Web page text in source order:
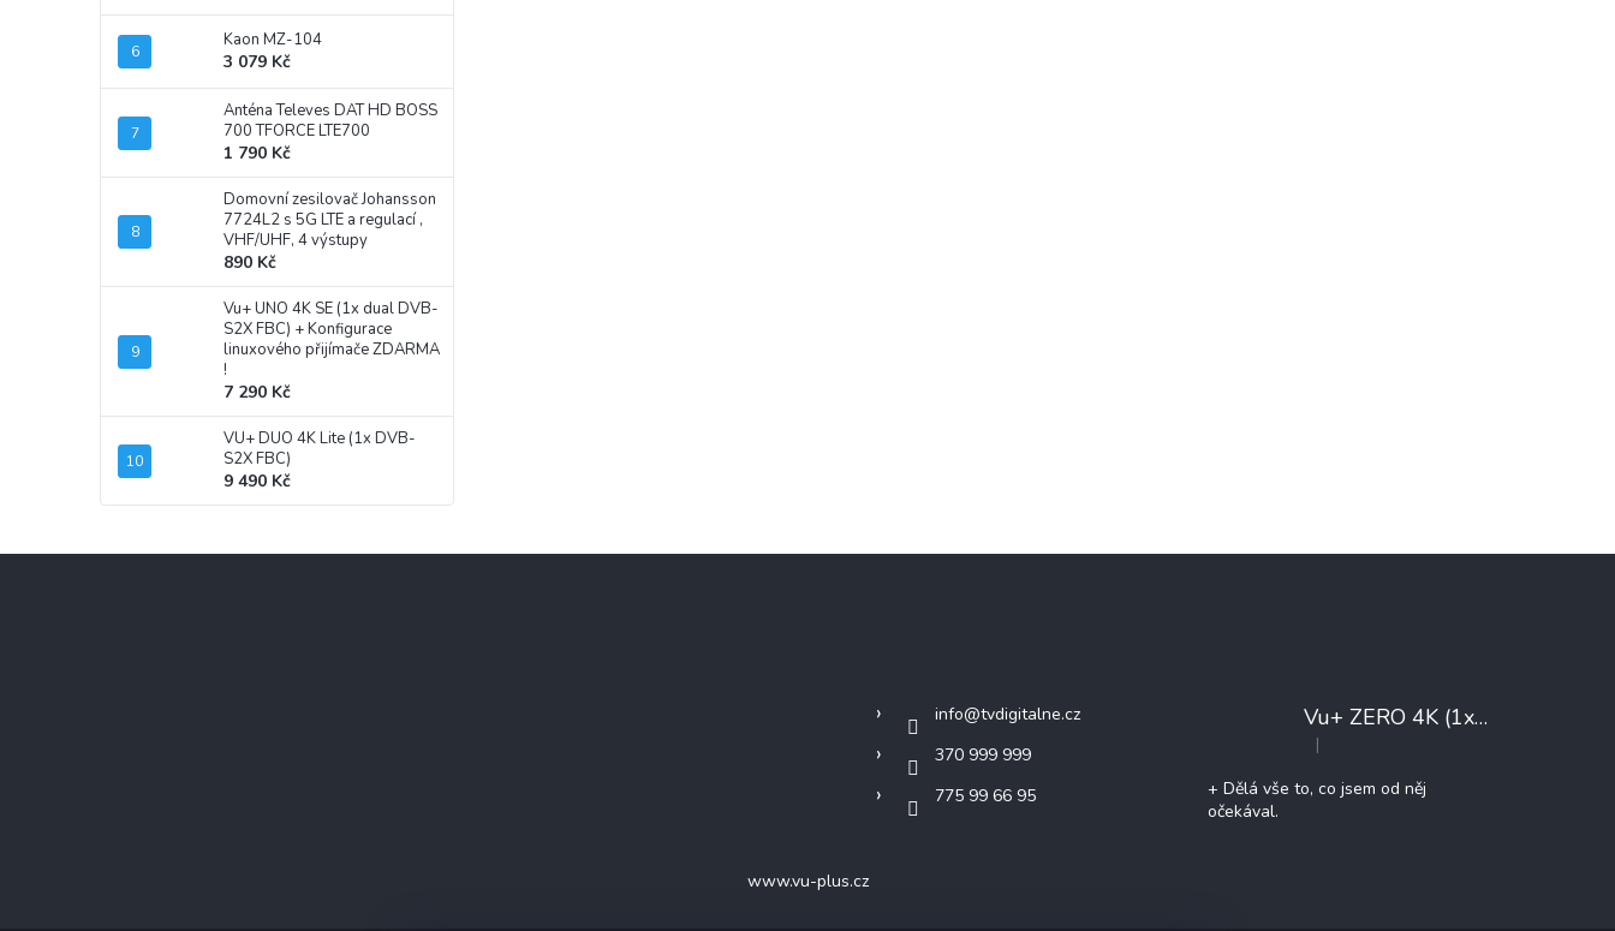
Kaon MZ-104
3 079 Kč
Anténa Televes DAT HD BOSS
700 TFORCE LTE700
1 790 Kč
Domovní zesilovač Johansson
7724L2 s 5G LTE a regulací ,
VHF/UHF, 4 výstupy
890 Kč
Vu+ UNO 4K SE (1x dual DVB-
S2X FBC) + Konfigurace
linuxového přijímače ZDARMA
!
7 290 Kč
VU+ DUO 4K Lite (1x DVB-
S2X FBC)
9 490 Kč
info@tvdigitalne.cz
370 999 999
775 99 66 95
Vu+ ZERO 4K (1x DVB-T2/C)
Hodnocení produktu je 5 z 5 hvězdiček.
|
+ Dělá vše to, co jsem od něj
očekával.
www.vu-plus.cz